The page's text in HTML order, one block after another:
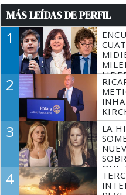
MÁS LEÍDAS DE PERFIL
1
2
3
LA
QUE
4